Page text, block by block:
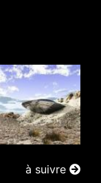
à suivre